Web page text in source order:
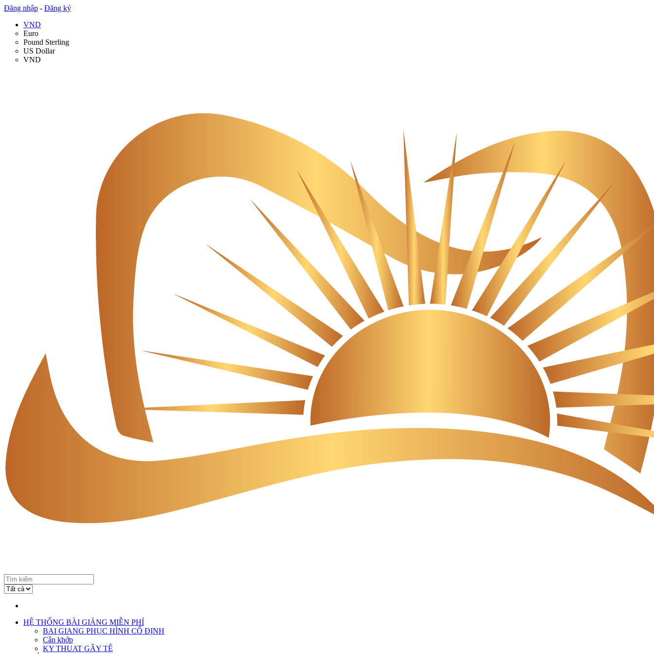
Đăng nhập - Đăng ký
VND
Euro
Pound Sterling
US Dollar
VND
HỆ THỐNG BÀI GIẢNG MIỄN PHÍ
BAI GIANG PHỤC HÌNH CỐ ĐỊNH
Cắn khớp
KY THUAT GÂY TÊ